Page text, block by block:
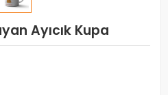
Ayıcık Kupa